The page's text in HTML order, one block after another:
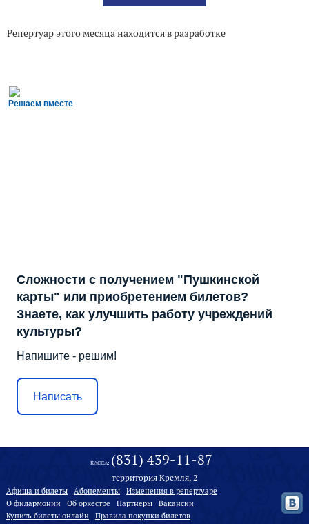
Репертуар этого месяца находится в разработке
Решаем вместе
Сложности с получением "Пушкинской
карты" или приобретением билетов?
Знаете, как улучшить работу учреждений
культуры?
Напишите - решим!
Написать
КАССА: (831) 439-11-87
территория Кремля, 2
Афиша и билеты Абонементы
Изменения в репертуаре
О филармонии
Oб оркестре Партнеры
Вакансии
Купить билеты онлайн
Правила покупки билетов